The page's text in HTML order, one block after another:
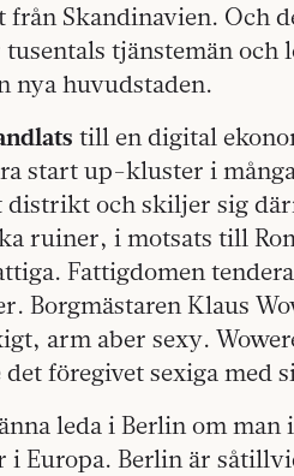
Skandinavien. Och
tjänstemän
nya huvudstaden.
till en digital
start up-kluster i
och skiljer sig
ruiner, i motsats till
Fattigdomen
Borgmästaren Klaus
arm aber sexy.
föregivet sexiga med
leda i Berlin om
i Europa. Berlin är